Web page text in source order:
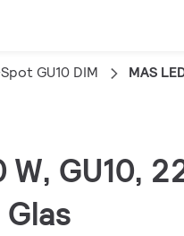
GU10 DIM MAS
W, GU10,